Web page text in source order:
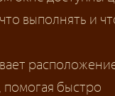
выполнять и
помогая быстро